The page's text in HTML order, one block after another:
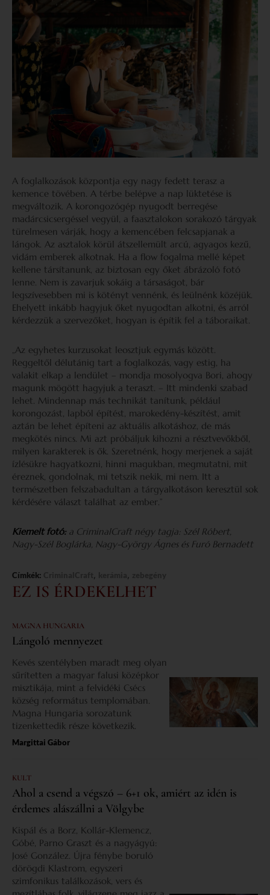
A foglalkozások központja egy nagy fedett terasz a
kemence tövében. A térbe belépve a nap lüktetése is
megváltozik. A korongozógép nyugodt berregése
madárcsicsergéssel vegyül, a faasztalokon sorakozó tárgyak
türelmesen várják, hogy a kemencében felcsapjanak a
lángok. Az asztalok körül átszellemült arcú, agyagos kezű,
vidám emberek alkotnak. Ha a flow fogalma mellé képet
kellene társítanunk, az biztosan egy őket ábrázoló fotó
lenne. Nem is zavarjuk sokáig a társaságot, bár
legszívesebben mi is kötényt vennénk, és leülnénk közéjük.
Ehelyett inkább hagyjuk őket nyugodtan alkotni, és arról
kérdezzük a szervezőket, hogyan is építik fel a táboraikat.
„Az egyhetes kurzusokat leosztjuk egymás között.
Reggeltől délutánig tart a foglalkozás, vagy estig, ha
valakit elkap a lendület – mondja mosolyogva Bori, ahogy
magunk mögött hagyjuk a teraszt. – Itt mindenki szabad
lehet. Mindennap más technikát tanítunk, például
korongozást, lapból építést, marokedény-készítést, amit
aztán be lehet építeni az aktuális alkotáshoz, de más
megkötés nincs. Mi azt próbáljuk kihozni a résztvevőkből,
milyen karakterek is ők. Szeretnénk, hogy merjenek a saját
ízlésükre hagyatkozni, hinni magukban, megmutatni, mit
éreznek, gondolnak, mi tetszik nekik, mi nem. Itt a
természetben felszabadultan a tárgyalkotáson keresztül sok
kérdésére választ találhat az ember.”
Kiemelt fotó: a CriminalCraft négy tagja: Szél Róbert,
Nagy-Szél Boglárka, Nagy-György Ágnes és Furó Bernadett
Címkék: , ,
EZ IS ÉRDEKELHET
MAGNA HUNGARIA
Lángoló mennyezet
Kevés szentélyben maradt meg olyan
sűrítetten a magyar falusi középkor
misztikája, mint a felvidéki Csécs
község református templomában.
Magna Hungaria sorozatunk
tizenkettedik része következik.
Margittai Gábor
KULT
Ahol a csend a végszó – 6+1 ok, amiért az idén is
érdemes alászállni a Völgybe
Kispál és a Borz, Kollár-Klemencz,
Góbé, Parno Graszt és a nagyágyú:
José González. Újra fénybe boruló
dörögdi Klastrom, egyszeri
szimfonikus találkozások, vers és